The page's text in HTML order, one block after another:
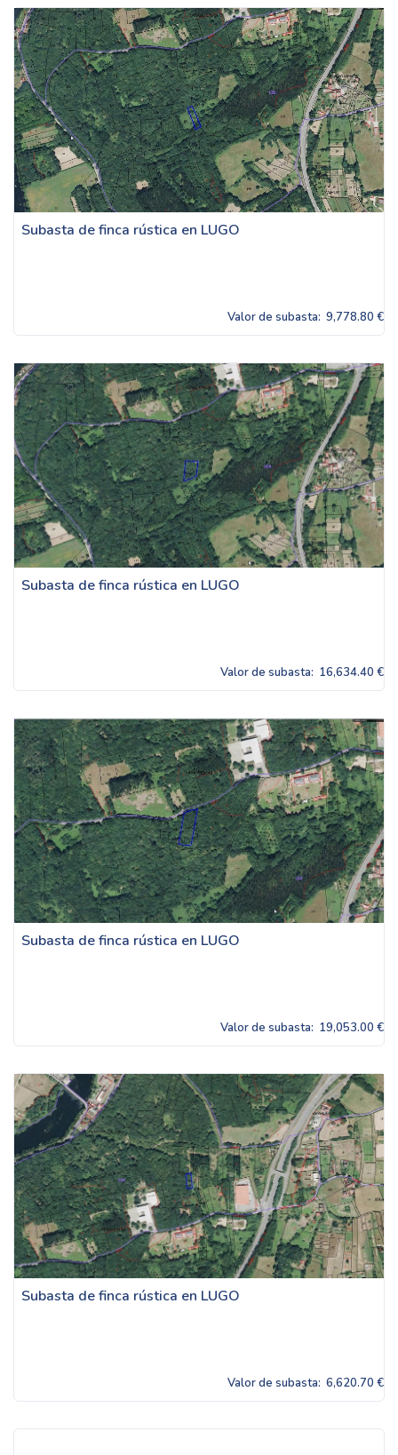
Subasta de finca rústica en LUGO
Valor de subasta: 9,778.80 €
Subasta de finca rústica en LUGO
Valor de subasta: 16,634.40 €
Subasta de finca rústica en LUGO
Valor de subasta: 19,053.00 €
Subasta de finca rústica en LUGO
Valor de subasta: 6,620.70 €